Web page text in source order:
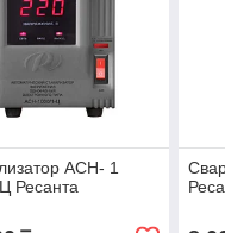
АСН- 1
Ресанта